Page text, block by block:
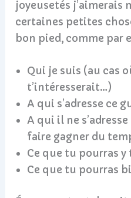
joyeusetés j’aimerais
certaines petites
bon pied, comme par
Qui je suis (au cas
t’intéresserait…)
A qui s’adresse ce
A qui il ne
faire gagner du
Ce que tu pourras
Ce que tu pourras